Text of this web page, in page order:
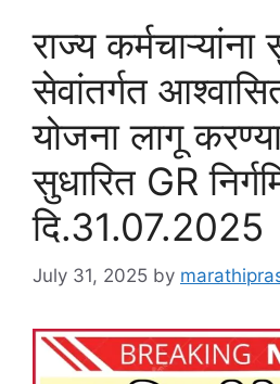
राज्य कर्मचाऱ्यांना
सेवांतर्गत
योजना लागू
सुधारित GR
दि.31.07.2025
July 31, 2025 by